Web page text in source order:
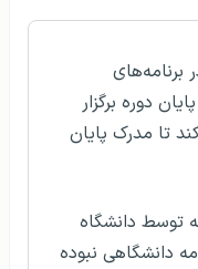
دوره برگزار
تا مدرک پایان
توسط دانشگاه
دانشگاهی نبوده